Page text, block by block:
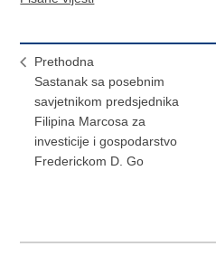
Prethodna
Sastanak sa posebnim
savjetnikom predsjednika
Filipina Marcosa za
investicije i gospodarstvo
Frederickom D. Go